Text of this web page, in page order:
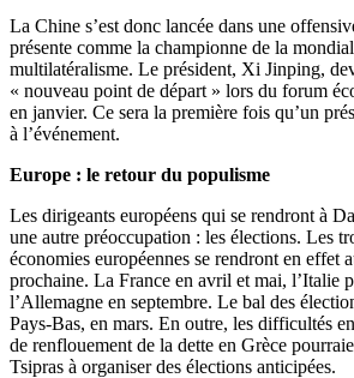
La Chine s’est donc lancée dans une
présente comme la championne de la
multilatéralisme. Le président, Xi Jinping,
« nouveau point de départ » lors du forum
en janvier. Ce sera la première fois qu’un
à l’événement.
Europe : le retour du populisme
Les dirigeants européens qui se rendront à
une autre préoccupation : les élections. Les
économies européennes se rendront en effet
prochaine. La France en avril et mai, l’Italie
l’Allemagne en septembre. Le bal des
Pays-Bas, en mars. En outre, les difficultés
de renflouement de la dette en Grèce
Tsipras à organiser des élections anticipées.